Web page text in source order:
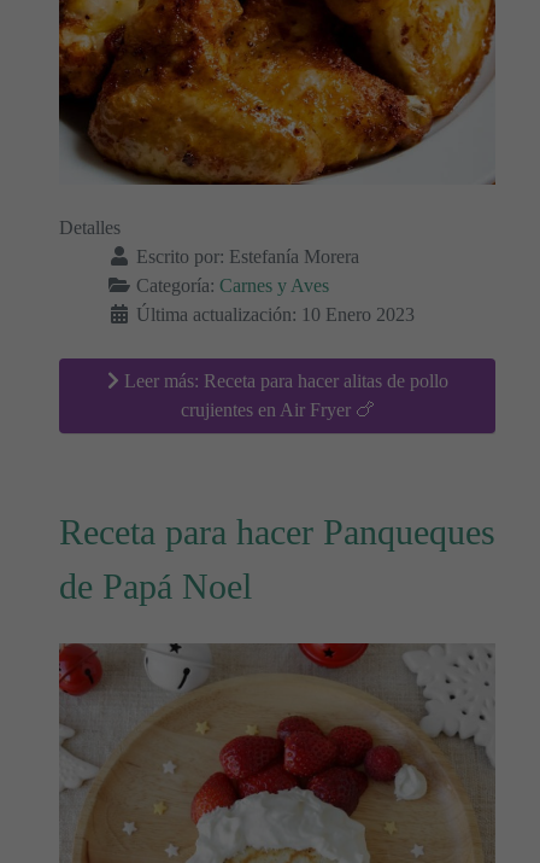
Detalles
Escrito por: Estefanía Morera
Categoría: Carnes y Aves
Última actualización: 10 Enero 2023
Leer más: Receta para hacer alitas de pollo
crujientes en Air Fryer 🍗
Receta para hacer Panqueques
de Papá Noel